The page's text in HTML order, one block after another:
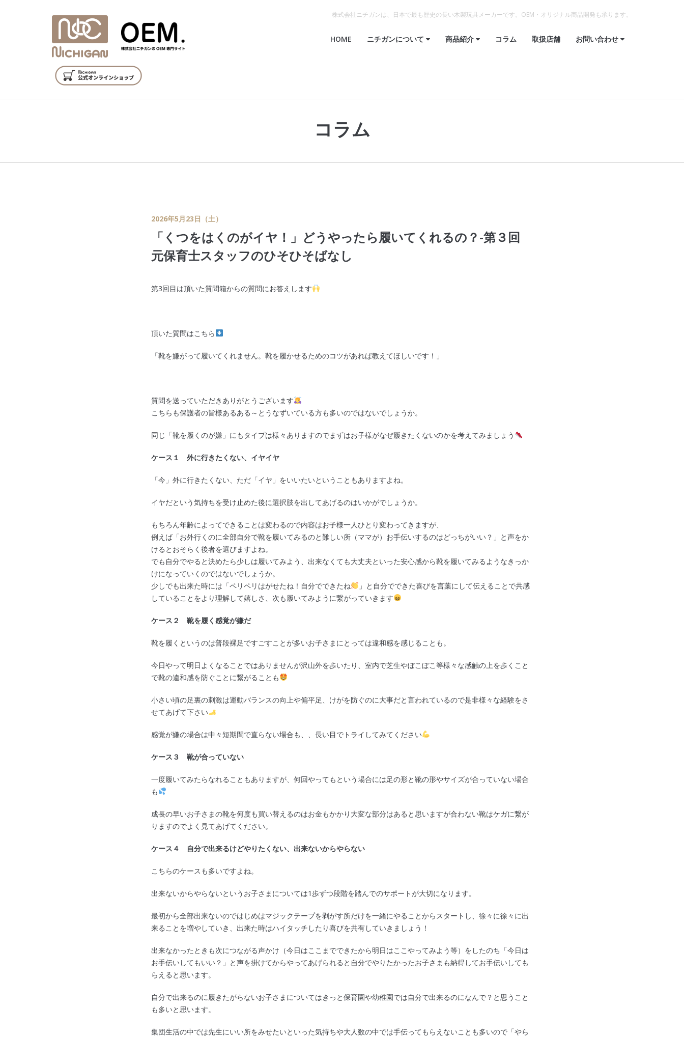
株式会社ニチガンは、日本で最も歴史の長い木製玩具メーカーです。OEM・オリジナル商品開発も承ります。
HOME ニチガンについて 商品紹介 コラム 取扱店舗 お問い合わせ
コラム
2026年5月23日（土）
「くつをはくのがイヤ！」どうやったら履いてくれるの？-第３回
元保育士スタッフのひそひそばなし
第3回目は頂いた質問箱からの質問にお答えします
頂いた質問はこちら
「靴を嫌がって履いてくれません。靴を履かせるためのコツがあれば教えてほしいです！」
質問を送っていただきありがとうございます
こちらも保護者の皆様あるある～とうなずいている方も多いのではないでしょうか。
同じ「靴を履くのが嫌」にもタイプは様々ありますのでまずはお子様がなぜ履きたくないのかを考えてみましょう
ケース１ 外に行きたくない、イヤイヤ
「今」外に行きたくない、ただ「イヤ」をいいたいということもありますよね。
イヤだという気持ちを受け止めた後に選択肢を出してあげるのはいかがでしょうか。
もちろん年齢によってできることは変わるので内容はお子様一人ひとり変わってきますが、
例えば「お外行くのに全部自分で靴を履いてみるのと難しい所（ママが）お手伝いするのはどっちがいい？」と声をか
けるとおそらく後者を選びますよね。
でも自分でやると決めたら少しは履いてみよう、出来なくても大丈夫といった安心感から靴を履いてみるようなきっか
けになっていくのではないでしょうか。
少しでも出来た時には「ペリペリはがせたね！自分でできたね
」と自分でできた喜びを言葉にして伝えることで共感
していることをより理解して嬉しさ、次も履いてみように繋がっていきます
ケース２ 靴を履く感覚が嫌だ
靴を履くというのは普段裸足ですごすことが多いお子さまにとっては違和感を感じることも。
今日やって明日よくなることではありませんが沢山外を歩いたり、室内で芝生やぼこぼこ等様々な感触の上を歩くこと
で靴の違和感を防ぐことに繋がることも
小さい頃の足裏の刺激は運動バランスの向上や偏平足、けがを防ぐのに大事だと言われているので是非様々な経験をさ
せてあげて下さい
感覚が嫌の場合は中々短期間で直らない場合も、、長い目でトライしてみてください
ケース３ 靴が合っていない
一度履いてみたらなれることもありますが、何回やってもという場合には足の形と靴の形やサイズが合っていない場合
も
成長の早いお子さまの靴を何度も買い替えるのはお金もかかり大変な部分はあると思いますが合わない靴はケガに繋が
りますのでよく見てあげてください。
ケース４ 自分で出来るけどやりたくない、出来ないからやらない
こちらのケースも多いですよね。
出来ないからやらないというお子さまについては1歩ずつ段階を踏んでのサポートが大切になります。
最初から全部出来ないのではじめはマジックテープを剥がす所だけを一緒にやることからスタートし、徐々に徐々に出
来ることを増やしていき、出来た時はハイタッチしたり喜びを共有していきましょう！
出来なかったときも次につながる声かけ（今日はここまでできたから明日はここやってみよう等）をしたのち「今日は
お手伝いしてもいい？」と声を掛けてからやってあげられると自分でやりたかったお子さまも納得してお手伝いしても
らえると思います。
自分で出来るのに履きたがらないお子さまについてはきっと保育園や幼稚園では自分で出来るのになんで？と思うこと
も多いと思います。
集団生活の中では先生にいい所をみせたいといった気持ちや大人数の中では手伝ってもらえないことも多いので「やら